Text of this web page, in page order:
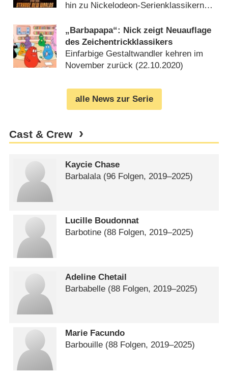
hin zu Nickelodeon-Serienklassikern
„Barbapapa“: Nick zeigt Neuauflage
des Zeichentrickklassikers
Einfarbige Gestaltwandler kehren im
November zurück (22.10.2020)
alle News zur Serie
Cast & Crew
Kaycie Chase
Barbalala (96 Folgen, 2019⁠–⁠2025)
Lucille Boudonnat
Barbotine (88 Folgen, 2019⁠–⁠2025)
Adeline Chetail
Barbabelle (88 Folgen, 2019⁠–⁠2025)
Marie Facundo
Barbouille (88 Folgen, 2019⁠–⁠2025)